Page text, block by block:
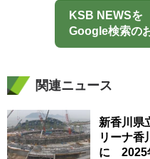
KSB NEWSを
Google検索の
関連ニュース
新香川県
リーナ
に 2025